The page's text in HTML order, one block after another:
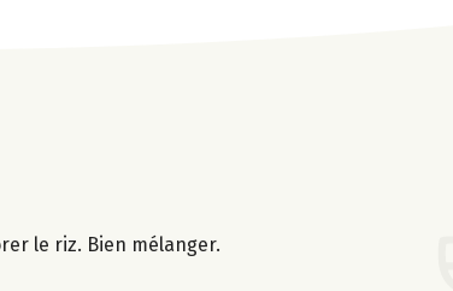
le riz. Bien mélanger.